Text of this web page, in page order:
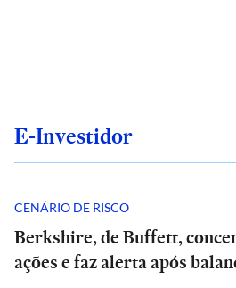
E-Investidor
CENÁRIO DE RISCO
Berkshire, de Buffett,
ações e faz alerta após